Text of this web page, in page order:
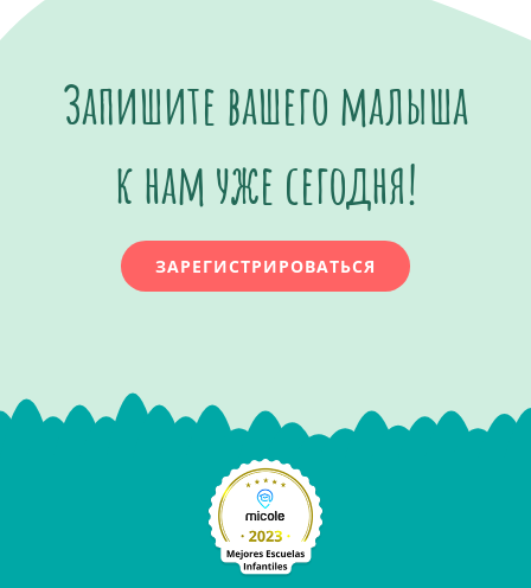
Запишите вашего малыша
к нам уже сегодня!
ЗАРЕГИСТРИРОВАТЬСЯ